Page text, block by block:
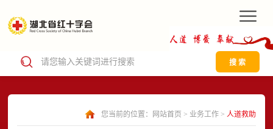
搜 索
您当前的位置： 网站首页 > 业务工作> 人道救助